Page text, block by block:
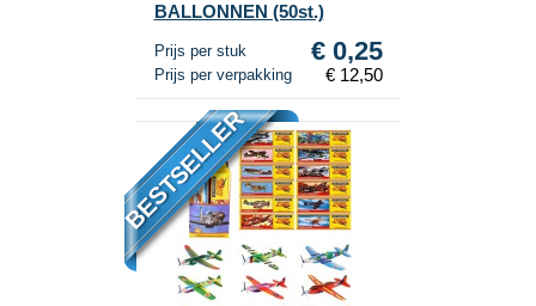
BALLONNEN (50st.)
Prijs per stuk € 0,25
Prijs per verpakking € 12,50
BESTSELLER